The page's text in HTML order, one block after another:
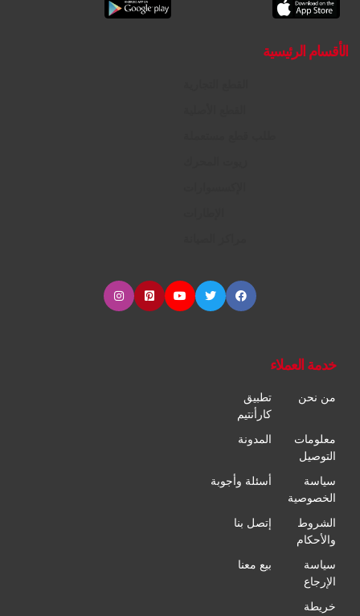
الأقسام الرئيسية
خدمة العملاء
من نحن
تطبيق
كارأنتيم
معلومات
التوصيل
المدونة
سياسة
الخصوصية
أسئلة وأجوبة
الشروط
والأحكام
إتصل بنا
سياسة
الإرجاع
بيع معنا
خريطة